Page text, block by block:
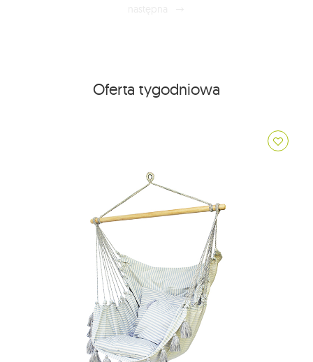
Oferta tygodniowa